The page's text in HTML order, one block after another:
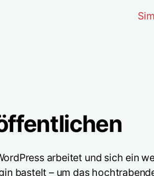
arbeitet und sich ein
bastelt – um das